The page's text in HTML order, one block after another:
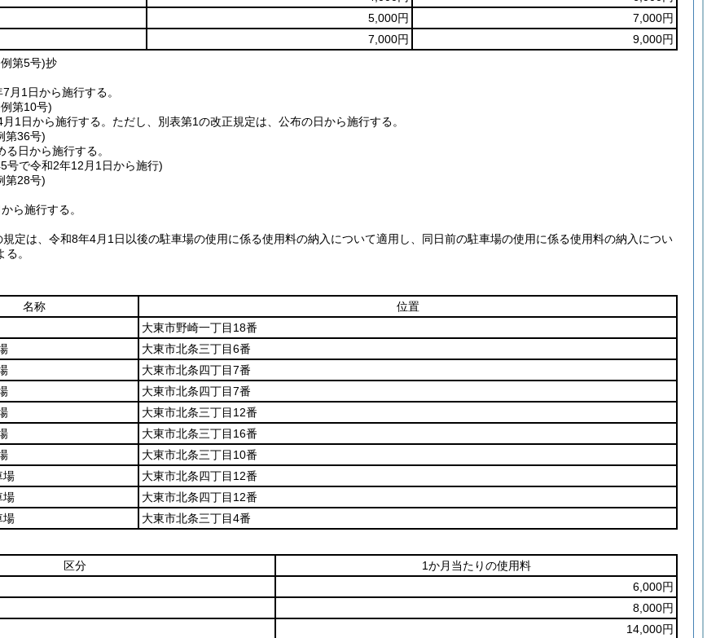
5,000円
7,000円
7,000円
9,000円
第5号)抄
月1日から施行する。
第10号)
1日から施行する。 ただし、別表第1の改正規定は、公布の日から施行する。
第36号)
日から施行する。
号で令和2年12月1日から施行)
第28号)
ら施行する。
定は、令和8年4月1日以後の駐車場の使用に係る使用料の納入について適用し、同日前の駐車場の使用に係る使用料の納入につい
。
名称
位置
大東市野崎一丁目18番
大東市北条三丁目6番
大東市北条四丁目7番
大東市北条四丁目7番
大東市北条三丁目12番
大東市北条三丁目16番
大東市北条三丁目10番
場
大東市北条四丁目12番
場
大東市北条四丁目12番
場
大東市北条三丁目4番
区分
1か月当たりの使用料
6,000円
8,000円
14,000円